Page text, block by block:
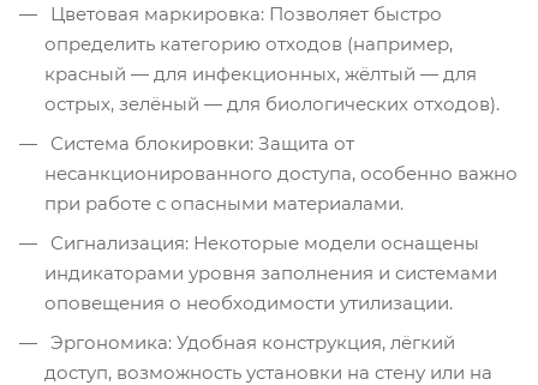
Цветовая маркировка: Позволяет быстро
определить категорию отходов (например,
красный — для инфекционных, жёлтый — для
острых, зелёный — для биологических отходов).
Система блокировки: Защита от
несанкционированного доступа, особенно важно
при работе с опасными материалами.
Сигнализация: Некоторые модели оснащены
индикаторами уровня заполнения и системами
оповещения о необходимости утилизации.
Эргономика: Удобная конструкция, лёгкий
доступ, возможность установки на стену или на